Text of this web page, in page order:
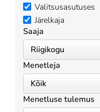
Valitsusasutuses
Järelkaja
Saaja
Menetleja
Menetluse tulemus